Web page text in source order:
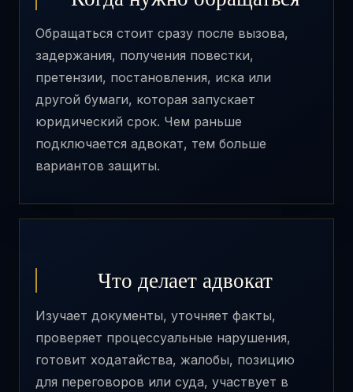
Обращаться стоит сразу после вызова,
задержания, получения повестки,
претензии, постановления, иска или
другой бумаги, которая запускает
юридический срок. Чем раньше
подключается адвокат, тем больше
вариантов защиты.
Что делает адвокат
Изучает документы, уточняет факты,
проверяет процессуальные нарушения,
готовит ходатайства, жалобы, позицию
для переговоров или суда, участвует в